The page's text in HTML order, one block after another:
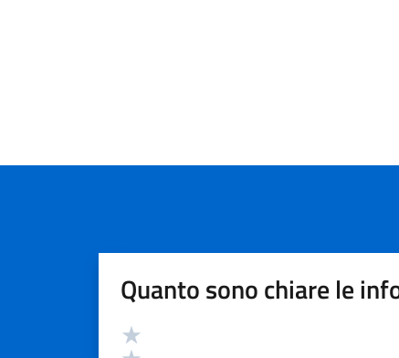
Quanto sono chiare le
Valutazione